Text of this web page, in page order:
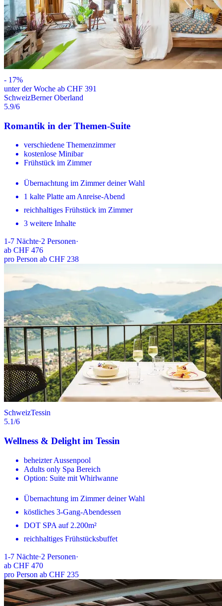
- 17%
unter der Woche ab CHF 391
SchweizBerner Oberland
5.9/6
Romantik in der Themen-Suite
verschiedene Themenzimmer
kostenlose Minibar
Frühstück im Zimmer
Übernachtung im Zimmer deiner Wahl
1 kalte Platte am Anreise-Abend
reichhaltiges Frühstück im Zimmer
3 weitere Inhalte
1-7 Nächte·2 Personen·
ab CHF 476
pro Person ab CHF 238
SchweizTessin
5.1/6
Wellness & Delight im Tessin
beheizter Aussenpool
Adults only Spa Bereich
Option: Suite mit Whirlwanne
Übernachtung im Zimmer deiner Wahl
köstliches 3-Gang-Abendessen
DOT SPA auf 2.200m²
reichhaltiges Frühstücksbuffet
1-7 Nächte·2 Personen·
ab CHF 470
pro Person ab CHF 235